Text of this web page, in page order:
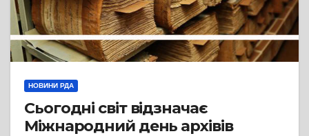
НОВИНИ РДА
Сьогодні світ відзначає
Міжнародний день архівів